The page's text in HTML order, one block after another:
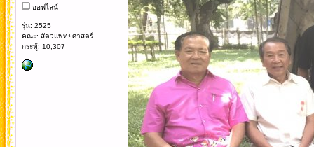
ออฟไลน์
รุ่น: 2525
คณะ: สัตวแพทยศาสตร์
กระทู้: 10,307